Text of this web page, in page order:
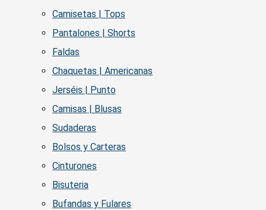
Camisetas | Tops
Pantalones | Shorts
Faldas
Chaquetas | Americanas
Jerséis | Punto
Camisas | Blusas
Sudaderas
Bolsos y Carteras
Cinturones
Bisuteria
Bufandas y Fulares